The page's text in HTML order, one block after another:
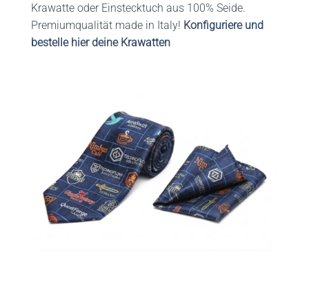
Krawatte oder Einstecktuch aus 100% Seide.
Premiumqualität made in Italy! Konfiguriere und
bestelle hier deine Krawatten